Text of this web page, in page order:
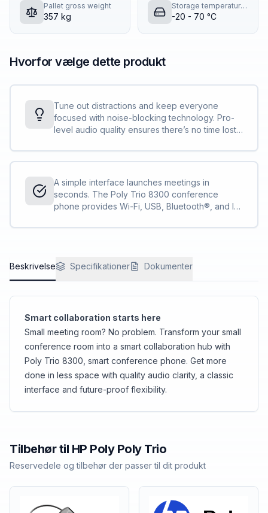
Pallet gross weight
357 kg
Storage temperature (T-T)
-20 - 70 °C
Hvorfor vælge dette produkt
Tune out distractions and keep everyone
focused with noise-blocking technology. Pro-
level audio quality ensures there’s no time lost
A simple interface launches meetings in
seconds. The Poly Trio 8300 conference
phone provides Wi-Fi, USB, Bluetooth®, and IP
Beskrivelse Specifikationer Dokumenter
Smart collaboration starts here
Small meeting room? No problem. Transform your small
conference room into a smart collaboration hub with
Poly Trio 8300, smart conference phone. Get more
done in less space with quality audio clarity, a classic
interface and future-proof flexibility.
Tilbehør til HP Poly Poly Trio
Reservedele og tilbehør der passer til dit produkt